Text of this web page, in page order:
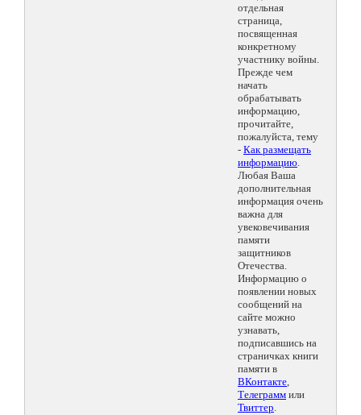
отдельная
страница,
посвященная
конкретному
участнику войны.
Прежде чем
начать
обрабатывать
информацию,
прочитайте,
пожалуйста, тему
- Как размещать
информацию.
Любая Ваша
дополнительная
информация очень
важна для
увековечивания
памяти
защитников
Отечества.
Информацию о
появлении новых
сообщений на
сайте можно
узнавать,
подписавшись на
страничках книги
памяти в
ВКонтакте,
Телеграмм или
Твиттер.